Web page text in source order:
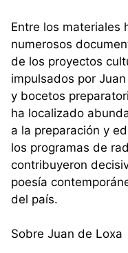
Entre los materiales
numerosos
de los proyectos
impulsados por
y bocetos
ha localizado
a la preparación y
los programas de
contribuyeron
poesía
del país.
Sobre Juan de Loxa